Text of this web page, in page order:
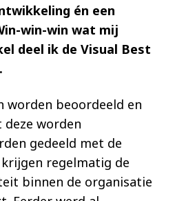
én een
win-win wat mij
deel ik de Visual Best
worden beoordeeld en
worden
gedeeld met de
regelmatig de
binnen de organisatie